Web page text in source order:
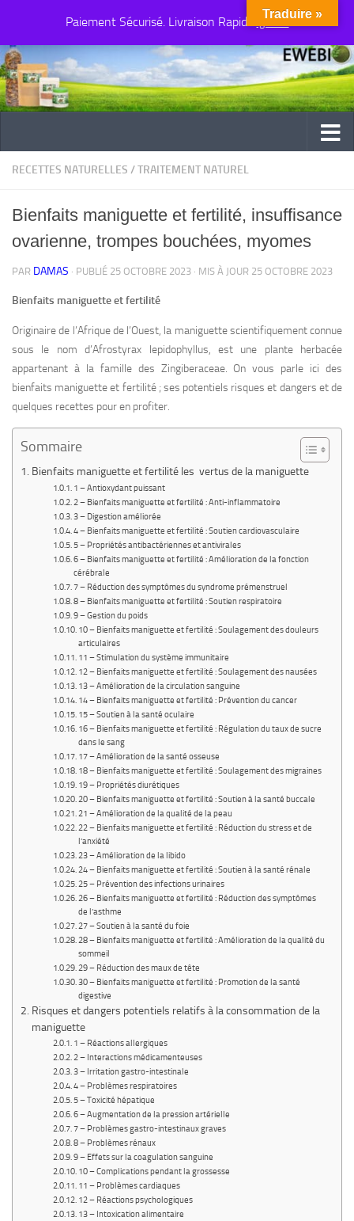
Paiement Sécurisé. Livraison Rapide Ignorer
Au dessous du contenu
RECETTES NATURELLES /TRAITEMENT NATUREL
Bienfaits maniguette et fertilité, insuffisance
ovarienne, trompes bouchées, myomes
PAR DAMAS · PUBLIÉ 25 OCTOBRE 2023 · MIS À JOUR 25 OCTOBRE 2023
Bienfaits maniguette et fertilité
Originaire de l’Afrique de l’Ouest, la maniguette scientifiquement connue
sous le nom d’Afrostyrax lepidophyllus, est une plante herbacée
appartenant à la famille des Zingiberaceae. On vous parle ici des
bienfaits maniguette et fertilité ; ses potentiels risques et dangers et de
quelques recettes pour en profiter.
Sommaire
Bienfaits maniguette et fertilité les vertus de la maniguette
1 – Antioxydant puissant
2 – Bienfaits maniguette et fertilité : Anti-inflammatoire
3 – Digestion améliorée
4 – Bienfaits maniguette et fertilité : Soutien cardiovasculaire
5 – Propriétés antibactériennes et antivirales
6 – Bienfaits maniguette et fertilité : Amélioration de la fonction
cérébrale
7 – Réduction des symptômes du syndrome prémenstruel
8 – Bienfaits maniguette et fertilité : Soutien respiratoire
9 – Gestion du poids
10 – Bienfaits maniguette et fertilité : Soulagement des douleurs
articulaires
11 – Stimulation du système immunitaire
12 – Bienfaits maniguette et fertilité : Soulagement des nausées
13 – Amélioration de la circulation sanguine
14 – Bienfaits maniguette et fertilité : Prévention du cancer
15 – Soutien à la santé oculaire
16 – Bienfaits maniguette et fertilité : Régulation du taux de sucre
dans le sang
17 – Amélioration de la santé osseuse
18 – Bienfaits maniguette et fertilité : Soulagement des migraines
19 – Propriétés diurétiques
20 – Bienfaits maniguette et fertilité : Soutien à la santé buccale
21 – Amélioration de la qualité de la peau
22 – Bienfaits maniguette et fertilité : Réduction du stress et de
l’anxiété
23 – Amélioration de la libido
24 – Bienfaits maniguette et fertilité : Soutien à la santé rénale
25 – Prévention des infections urinaires
26 – Bienfaits maniguette et fertilité : Réduction des symptômes
de l’asthme
27 – Soutien à la santé du foie
28 – Bienfaits maniguette et fertilité : Amélioration de la qualité du
sommeil
29 – Réduction des maux de tête
30 – Bienfaits maniguette et fertilité : Promotion de la santé
digestive
Risques et dangers potentiels relatifs à la consommation de la
maniguette
1 – Réactions allergiques
2 – Interactions médicamenteuses
3 – Irritation gastro-intestinale
4 – Problèmes respiratoires
5 – Toxicité hépatique
6 – Augmentation de la pression artérielle
7 – Problèmes gastro-intestinaux graves
8 – Problèmes rénaux
9 – Effets sur la coagulation sanguine
10 – Complications pendant la grossesse
11 – Problèmes cardiaques
12 – Réactions psychologiques
13 – Intoxication alimentaire
Traduire »